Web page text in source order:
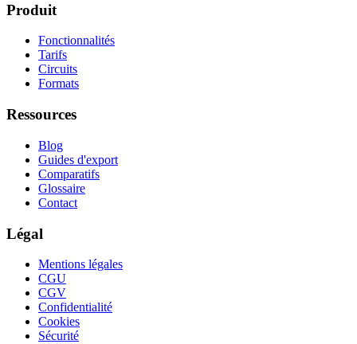
Produit
Fonctionnalités
Tarifs
Circuits
Formats
Ressources
Blog
Guides d'export
Comparatifs
Glossaire
Contact
Légal
Mentions légales
CGU
CGV
Confidentialité
Cookies
Sécurité